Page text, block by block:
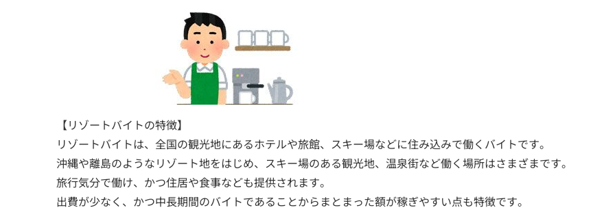
【リゾートバイトの特徴】
リゾートバイトは、全国の観光地にあるホテルや旅館、スキー場などに住み込みで働くバイトです。
沖縄や離島のようなリゾート地をはじめ、スキー場のある観光地、温泉街など働く場所はさまざまです。
旅行気分で働け、かつ住居や食事なども提供されます。
出費が少なく、かつ中長期間のバイトであることからまとまった額が稼ぎやすい点も特徴です。